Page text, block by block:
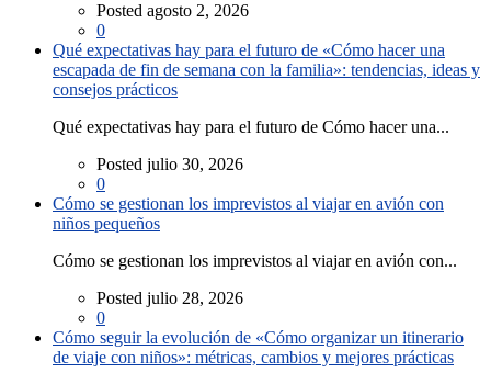
Posted agosto 2, 2026
0
Qué expectativas hay para el futuro de «Cómo hacer una
escapada de fin de semana con la familia»: tendencias, ideas y
consejos prácticos
Qué expectativas hay para el futuro de Cómo hacer una...
Posted julio 30, 2026
0
Cómo se gestionan los imprevistos al viajar en avión con
niños pequeños
Cómo se gestionan los imprevistos al viajar en avión con...
Posted julio 28, 2026
0
Cómo seguir la evolución de «Cómo organizar un itinerario
de viaje con niños»: métricas, cambios y mejores prácticas